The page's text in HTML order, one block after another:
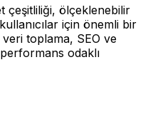
çeşitliliği, ölçeklenebilir
için önemli bir
toplama, SEO ve
odaklı